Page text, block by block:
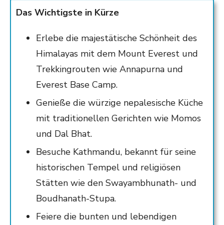
Das Wichtigste in Kürze
Erlebe die majestätische Schönheit des
Himalayas mit dem Mount Everest und
Trekkingrouten wie Annapurna und
Everest Base Camp.
Genieße die würzige nepalesische Küche
mit traditionellen Gerichten wie Momos
und Dal Bhat.
Besuche Kathmandu, bekannt für seine
historischen Tempel und religiösen
Stätten wie den Swayambhunath- und
Boudhanath-Stupa.
Feiere die bunten und lebendigen